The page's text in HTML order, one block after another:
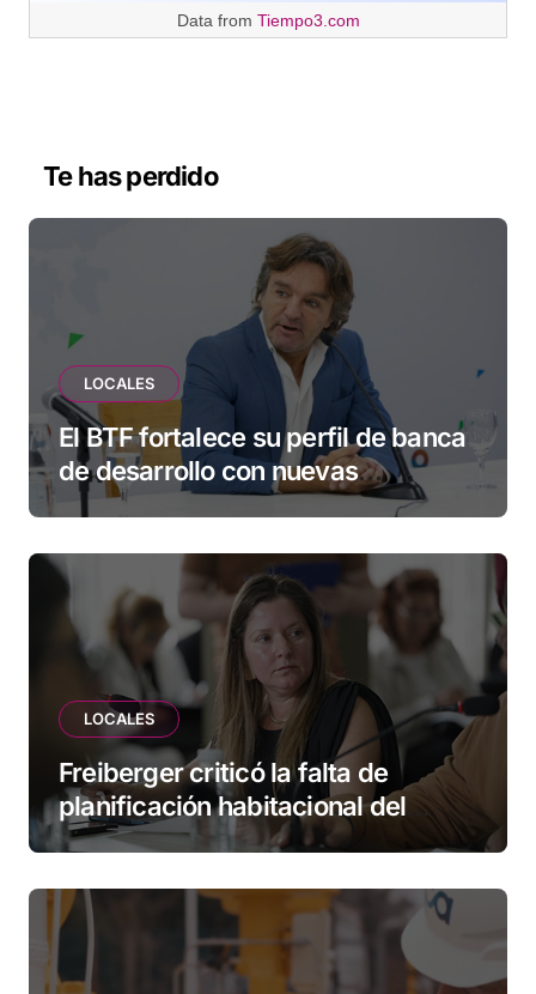
Data from Tiempo3.com
Te has perdido
LOCALES
El BTF fortalece su perfil de banca
de desarrollo con nuevas
herramientas para familias y
LOCALES
Freiberger criticó la falta de
planificación habitacional del
Municipio: “Vuoto deja afuera a
esperando”